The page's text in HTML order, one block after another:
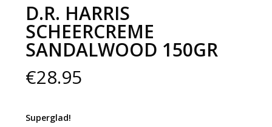
D.R. HARRIS
SCHEERCREME
SANDALWOOD 150GR
€28.95
Superglad!